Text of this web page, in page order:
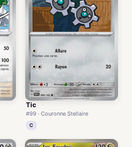
Tic
#99 · Couronne Stellaire
C